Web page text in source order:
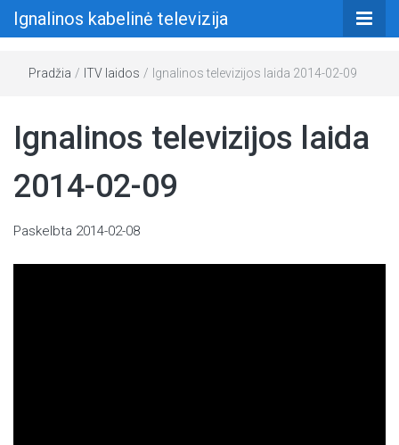
Ignalinos kabelinė televizija
Pradžia / ITV laidos / Ignalinos televizijos laida 2014-02-09
Ignalinos televizijos laida
2014-02-09
Paskelbta 2014-02-08